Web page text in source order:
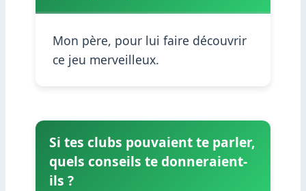
Mon père, pour lui faire découvrir
ce jeu merveilleux.
Si tes clubs pouvaient te parler,
quels conseils te donneraient-
ils ?